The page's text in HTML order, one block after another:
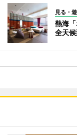
見る・
熱海
全天